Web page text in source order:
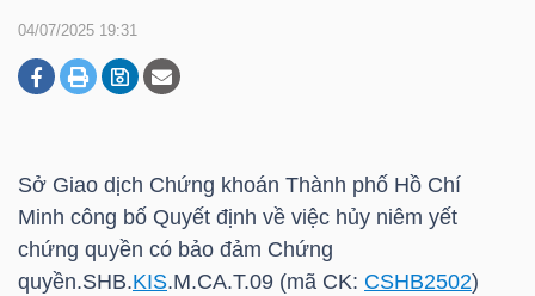
04/07/2025 19:31
Sở Giao dịch Chứng khoán Thành phố Hồ Chí
Minh công bố Quyết định về việc hủy niêm yết
chứng quyền có bảo đảm Chứng
quyền.SHB.KIS.M.CA.T.09 (mã CK: CSHB2502)
BẤT